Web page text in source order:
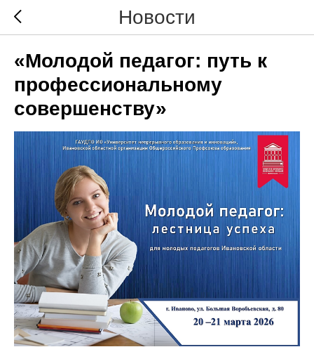
Новости
«Молодой педагог: путь к
профессиональному
совершенству»